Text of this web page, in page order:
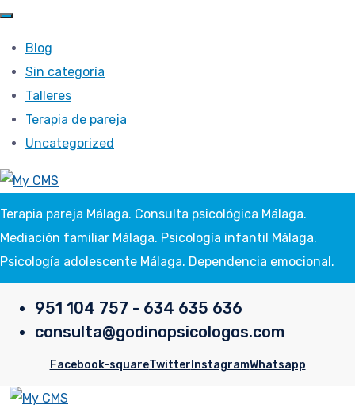
Blog
Sin categoría
Talleres
Terapia de pareja
Uncategorized
Terapia pareja Málaga. Consulta psicológica Málaga.
Mediación familiar Málaga. Psicología infantil Málaga.
Psicología adolescente Málaga. Dependencia emocional.
951 104 757 - 634 635 636
consulta@godinopsicologos.com
Facebook-squareTwitter InstagramWhatsapp